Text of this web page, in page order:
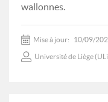
wallonnes.
Mise à jour: 10/09/
Université de Liège